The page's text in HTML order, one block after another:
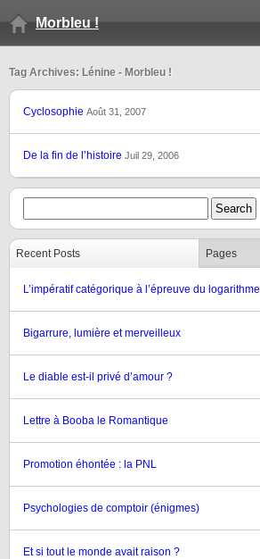
Morbleu !
Tag Archives: Lénine - Morbleu !
Cyclosophie Août 31, 2007
De la fin de l’histoire Juil 29, 2006
Recent Posts Pages
L’impératif catégorique à l’épreuve du logarithme
Bigarrure, lumière et merveilleux
Le diable est-il privé d’amour ?
Lettre à Booba le Romantique
Promotion éhontée : la PNL
Psychologies de comptoir (énigmes)
Et si tout le monde avait raison ?